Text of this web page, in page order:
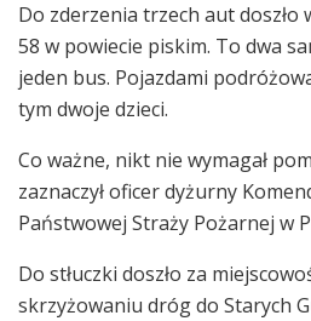
Do zderzenia trzech aut doszło
58 w powiecie piskim. To dwa
jeden bus. Pojazdami
tym dwoje dzieci.
Co ważne, nikt nie wymagał
zaznaczył oficer dyżurny
Państwowej Straży Pożarnej w
Do stłuczki doszło za
skrzyżowaniu dróg do Starych